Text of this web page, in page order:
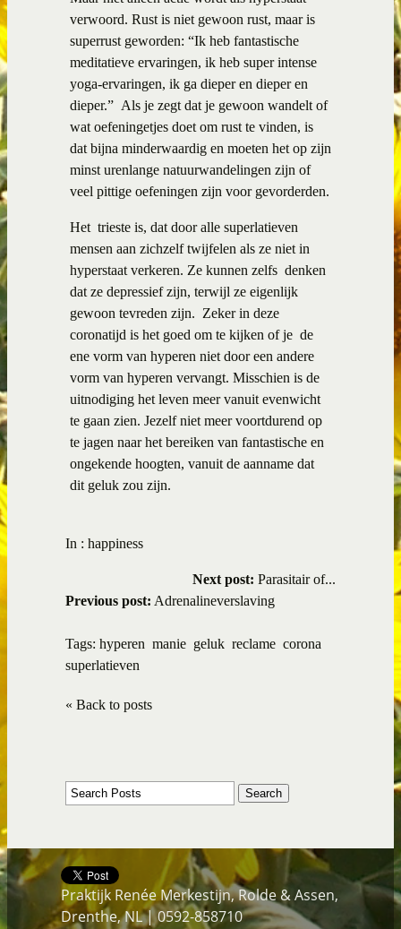
verwoord. Rust is niet gewoon rust, maar is
superrust geworden: “Ik heb fantastische
meditatieve ervaringen, ik heb super intense
yoga-ervaringen, ik ga dieper en dieper en
dieper.” Als je zegt dat je gewoon wandelt of
wat oefeningetjes doet om rust te vinden, is
dat bijna minderwaardig en moeten het op zijn
minst urenlange natuurwandelingen zijn of
veel pittige oefeningen zijn voor gevorderden.
Het trieste is, dat door alle superlatieven
mensen aan zichzelf twijfelen als ze niet in
hyperstaat verkeren. Ze kunnen zelfs denken
dat ze depressief zijn, terwijl ze eigenlijk
gewoon tevreden zijn. Zeker in deze
coronatijd is het goed om te kijken of je de
ene vorm van hyperen niet door een andere
vorm van hyperen vervangt. Misschien is de
uitnodiging het leven meer vanuit evenwicht
te gaan zien. Jezelf niet meer voortdurend op
te jagen naar het bereiken van fantastische en
ongekende hoogten, vanuit de aanname dat
dit geluk zou zijn.
In : happiness
Next post: Parasitair of...
Previous post: Adrenalineverslaving
Tags: hyperen manie geluk reclame corona
superlatieven
« Back to posts
Praktijk Renée Merkestijn, Rolde & Assen,
Drenthe, NL | 0592-858710